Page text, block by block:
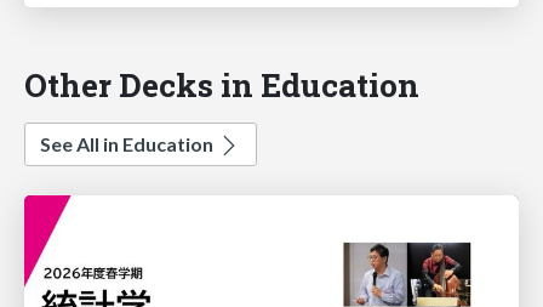
Other Decks in Education
See All in Education